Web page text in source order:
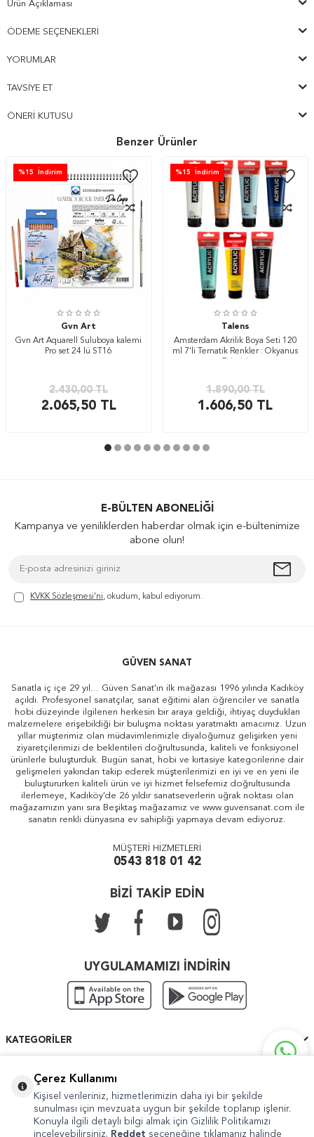
Ürün Açıklaması
ÖDEME SEÇENEKLERI
YORUMLAR
TAVSIYE ET
ÖNERI KUTUSU
Benzer Ürünler
% 15 İndirim
Gvn Art
Gvn Art Aquarell Suluboya kalemi
Pro set 24 lü ST16
2.430,00TL
2.065,50TL
% 15 İndirim
Talens
Amsterdam Akrilik Boya Seti 120
ml 7'li Tematik Renkler : Okyanus
1.890,00TL
1.606,50 TL
E-BÜLTEN ABONELIĞI
Kampanya ve yeniliklerden haberdar olmak için e-bültenimize
abone olun!
KVKK Sözleşmesi'ni, okudum, kabul ediyorum.
GÜVEN SANAT
Sanatla iç içe 29 yıl... Güven Sanat'ın ilk mağazası 1996 yılında Kadıköy
açıldı. Profesyonel sanatçılar, sanat eğitimi alan öğrenciler ve sanatla
hobi düzeyinde ilgilenen herkesin bir araya geldiği, ihtiyaç duydukları
malzemelere erişebildiği bir buluşma noktası yaratmaktı amacımız. Uzun
yıllar müşterimiz olan müdavimlerimizle diyaloğumuz gelişirken yeni
ziyaretçilerimizi de beklentileri doğrultusunda, kaliteli ve fonksiyonel
ürünlerle buluşturduk. Bugün sanat, hobi ve kırtasiye kategorilerine dair
gelişmeleri yakından takip ederek müşterilerimizi en iyi ve en yeni ile
buluştururken kaliteli ürün ve iyi hizmet felsefemiz doğrultusunda
ilerlemeye, Kadıköy'de 26 yıldır sanatseverlerin uğrak noktası olan
mağazamızın yanı sıra Beşiktaş mağazamız ve www.guvensanat.com ile
sanatın renkli dünyasına ev sahipliği yapmaya devam ediyoruz.
MÜŞTERİ HİZMETLERİ
0543 818 01 42
BİZİ TAKİP EDİN
UYGULAMAMIZI İNDİRİN
KATEGORILER
HIZLI ERIŞIM
Çerez Kullanımı
Kişisel verileriniz, hizmetlerimizin daha iyi bir şekilde
sunulması için mevzuata uygun bir şekilde toplanıp işlenir.
Konuyla ilgili detaylı bilgi almak için Gizlilik Politikamızı
inceleyebilirsiniz. Reddet seçeneğine tıklamanız halinde